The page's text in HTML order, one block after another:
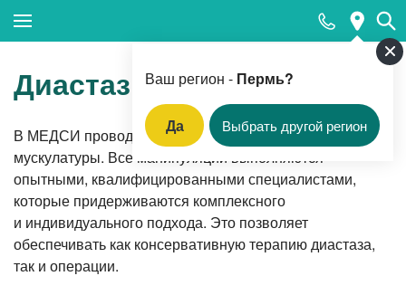
Ваш регион - Пермь?
Да Выбрать другой регион
Популярные запросы
Прием педиатра
МРТ
КТ
Диастаз
В МЕДСИ проводится лечение диастаза брюшной
мускулатуры. Все манипуляции выполняются
опытными, квалифицированными специалистами,
которые придерживаются комплексного
и индивидуального подхода. Это позволяет
обеспечивать как консервативную терапию диастаза,
так и операции.